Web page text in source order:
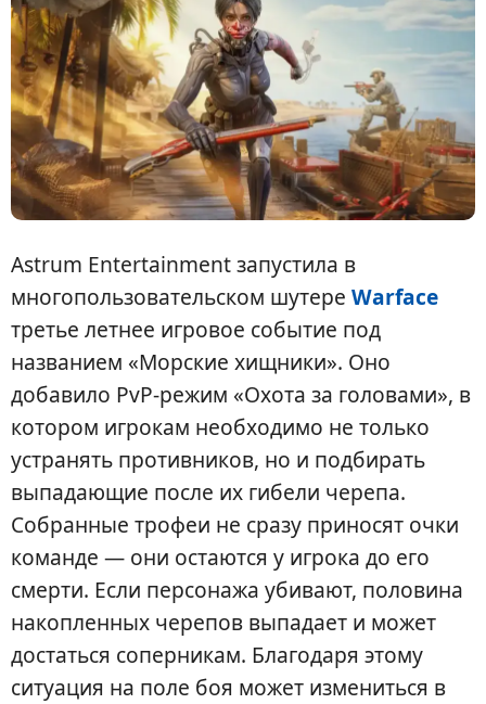
Astrum Entertainment запустила в
многопользовательском шутере Warface
третье летнее игровое событие под
названием «Морские хищники». Оно
добавило PvP-режим «Охота за головами», в
котором игрокам необходимо не только
устранять противников, но и подбирать
выпадающие после их гибели черепа.
Собранные трофеи не сразу приносят очки
команде — они остаются у игрока до его
смерти. Если персонажа убивают, половина
накопленных черепов выпадает и может
достаться соперникам. Благодаря этому
ситуация на поле боя может измениться в